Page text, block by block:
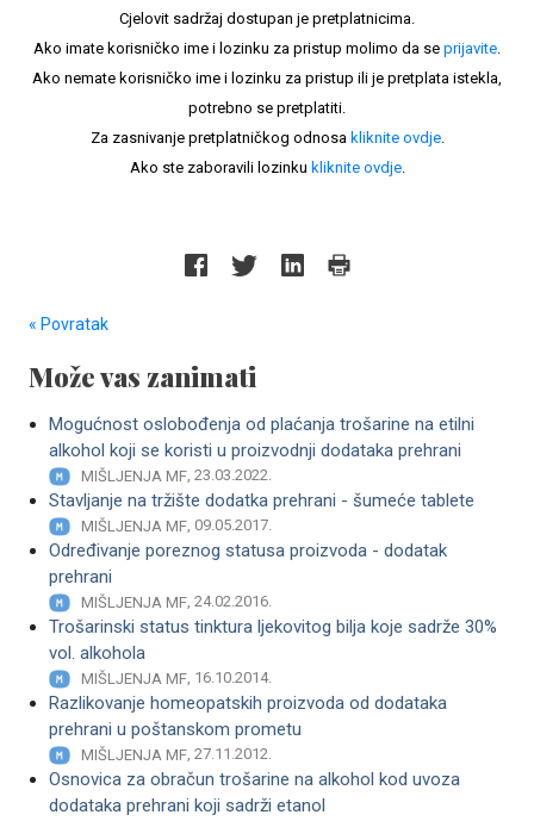
Cjelovit sadržaj dostupan je pretplatnicima.
Ako imate korisničko ime i lozinku za pristup molimo da se prijavite.
Ako nemate korisničko ime i lozinku za pristup ili je pretplata istekla,
potrebno se pretplatiti.
Za zasnivanje pretplatničkog odnosa kliknite ovdje.
Ako ste zaboravili lozinku kliknite ovdje.
« Povratak
Može vas zanimati
Mogućnost oslobođenja od plaćanja trošarine na etilni
alkohol koji se koristi u proizvodnji dodataka prehrani
MIŠLJENJA MF, 23.03.2022.
Stavljanje na tržište dodatka prehrani - šumeće tablete
MIŠLJENJA MF, 09.05.2017.
Određivanje poreznog statusa proizvoda - dodatak
prehrani
MIŠLJENJA MF, 24.02.2016.
Trošarinski status tinktura ljekovitog bilja koje sadrže 30%
vol. alkohola
MIŠLJENJA MF, 16.10.2014.
Razlikovanje homeopatskih proizvoda od dodataka
prehrani u poštanskom prometu
MIŠLJENJA MF, 27.11.2012.
Osnovica za obračun trošarine na alkohol kod uvoza
dodataka prehrani koji sadrži etanol